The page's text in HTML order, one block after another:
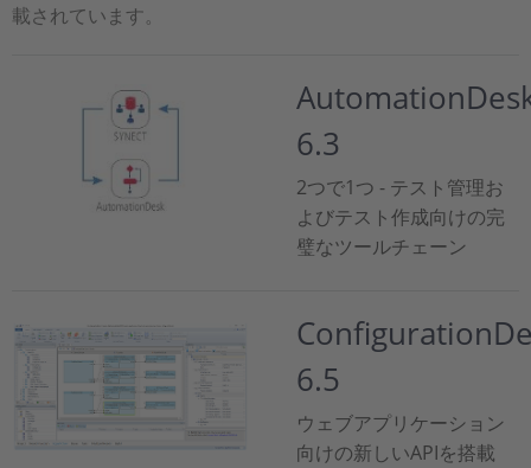
載されています。
6.3
2つで1つ - テスト管理お
よびテスト作成向けの完
璧なツールチェーン
6.5
ウェブアプリケーション
向けの新しいAPIを搭載